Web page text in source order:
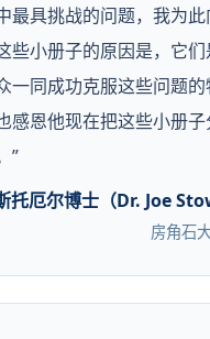
最具挑战的问题，我为
些小册子的原因是，它
一同成功克服这些问题
感恩他现在把这些小册子
”
厄尔博士（Dr. Joe
房角石